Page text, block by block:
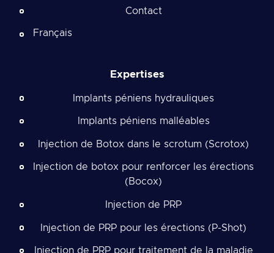
Contact
Français
Expertises
Implants péniens hydrauliques
Implants péniens malléables
Injection de Botox dans le scrotum (Scrotox)
Injection de botox pour renforcer les érections
(Bocox)
Injection de PRP
Injection de PRP pour les érections (P-Shot)
Injection de PRP pour traitement de la maladie